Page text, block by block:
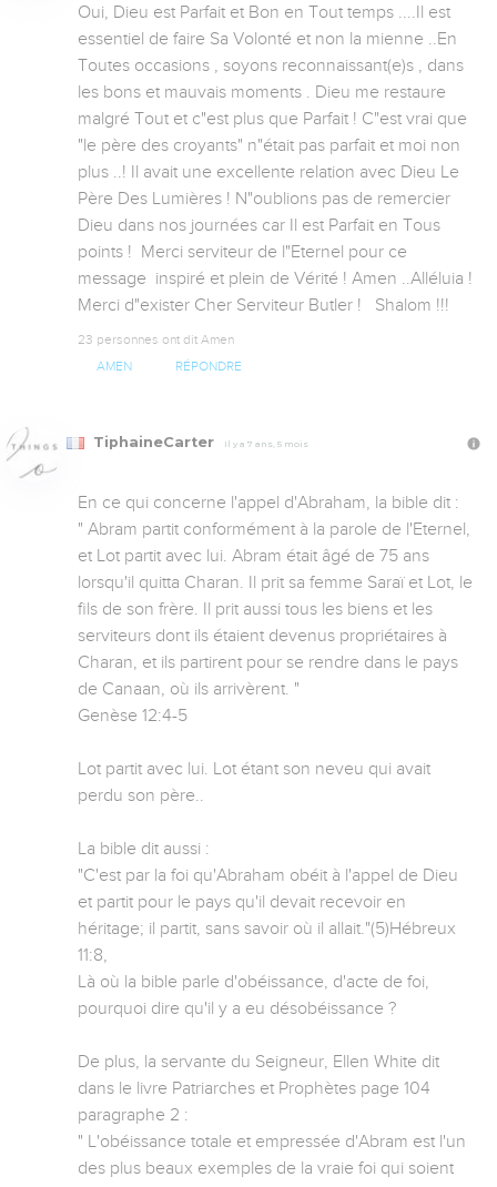
Oui, Dieu est Parfait et Bon en Tout temps ....Il est
essentiel de faire Sa Volonté et non la mienne ..En
Toutes occasions , soyons reconnaissant(e)s , dans
les bons et mauvais moments . Dieu me restaure
malgré Tout et c"est plus que Parfait ! C"est vrai que
"le père des croyants" n"était pas parfait et moi non
plus ..! Il avait une excellente relation avec Dieu Le
Père Des Lumières ! N"oublions pas de remercier
Dieu dans nos journées car Il est Parfait en Tous
points !  Merci serviteur de l"Eternel pour ce
message  inspiré et plein de Vérité ! Amen ..Alléluia !
Merci d"exister Cher Serviteur Butler !   Shalom !!!
23 personnes ont dit Amen
AMEN RÉPONDRE
TiphaineCarter Il y a 7 ans, 5 mois
En ce qui concerne l'appel d'Abraham, la bible dit :
" Abram partit conformément à la parole de l'Eternel,
et Lot partit avec lui. Abram était âgé de 75 ans
lorsqu'il quitta Charan. Il prit sa femme Saraï et Lot, le
fils de son frère. Il prit aussi tous les biens et les
serviteurs dont ils étaient devenus propriétaires à
Charan, et ils partirent pour se rendre dans le pays
de Canaan, où ils arrivèrent. "
Genèse 12:4‭-‬5
Lot partit avec lui. Lot étant son neveu qui avait
perdu son père..
La bible dit aussi :
"C'est par la foi qu'Abraham obéit à l'appel de Dieu
et partit pour le pays qu'il devait recevoir en
héritage; il partit, sans savoir où il allait."(5)Hébreux
11:8,
Là où la bible parle d'obéissance, d'acte de foi,
pourquoi dire qu'il y a eu désobéissance ?
De plus, la servante du Seigneur, Ellen White dit
dans le livre Patriarches et Prophètes page 104
paragraphe 2 :
" L'obéissance totale et empressée d'Abram est l'un
des plus beaux exemples de la vraie foi qui soient